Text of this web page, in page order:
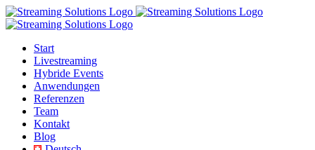
Skip
to
Start
Livestreaming
Hybride Events
Anwendungen
Referenzen
Team
Kontakt
Blog